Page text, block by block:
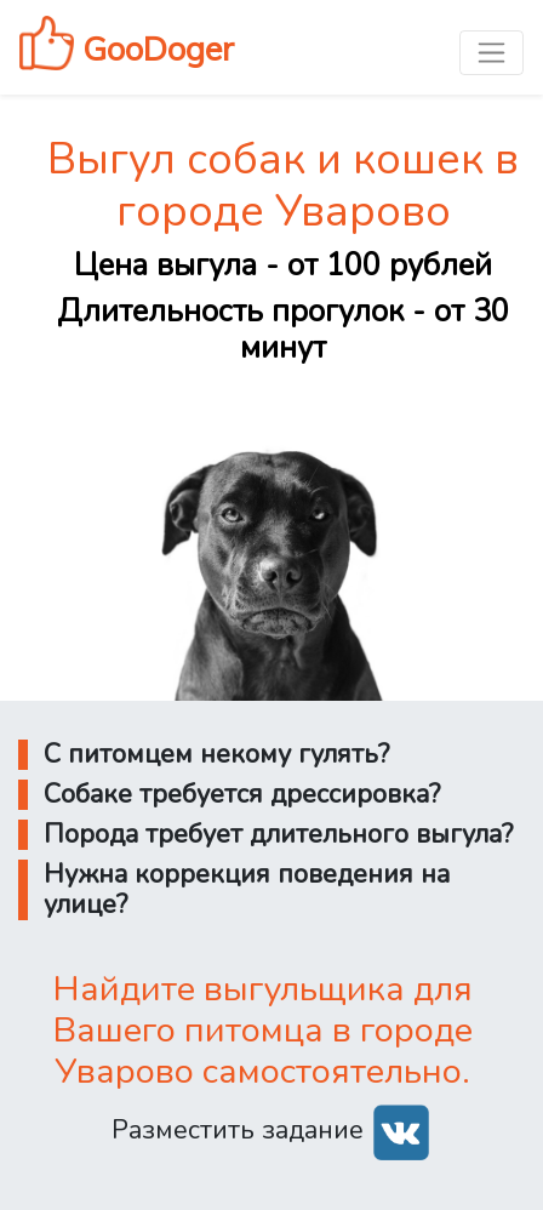
GooDoger
Выгул собак и кошек в
городе Уварово
Цена выгула - от 100 рублей
Длительность прогулок - от 30
минут
С питомцем некому гулять?
Собаке требуется дрессировка?
Порода требует длительного выгула?
Нужна коррекция поведения на
улице?
Найдите выгульщика для
Вашего питомца в городе
Уварово самостоятельно.
Разместить задание